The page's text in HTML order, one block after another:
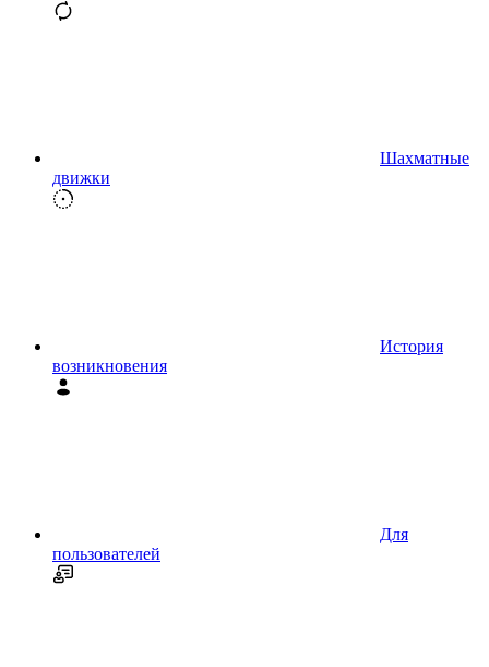
Шахматные
движки
История
возникновения
Для
пользователей